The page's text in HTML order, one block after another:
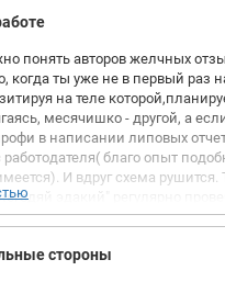
понять авторов желчных
когда ты уже не в первый раз
на теле
месячишко - другой, а
в написании липовых
благо опыт
И вдруг схема рушится.
эдакий" регулярно
тому же он выясняет, что
ты отчитываешься, тебя и
звонит тебе в 10 утра
стороны